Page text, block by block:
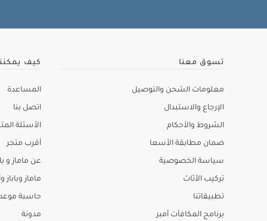
تسوق معنا
معلومات الشحن والتوصيل
الإرجاع والاستبدال
الشروط والأحكام
ضمان مطابقة الأسعا
سياسة الخصوصية
تركيب الأثاث
تطبيقاتنا
برنامج المكافآت أمبر
كيف
المساعدة
اتصل بنا
الأسئلة
أقرب متجر
عن ماماز و
ماماز وباباز
حاسبة موعد
مدونة